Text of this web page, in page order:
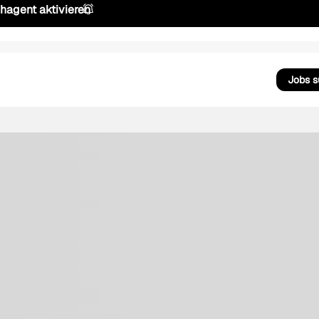
aktivieren
Jobs